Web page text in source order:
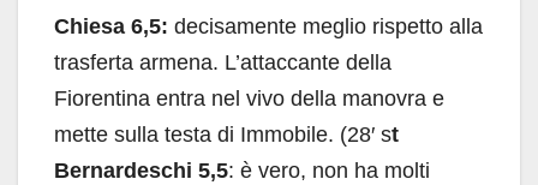
Chiesa 6,5: decisamente meglio rispetto alla
trasferta armena. L’attaccante della
Fiorentina entra nel vivo della manovra e
mette sulla testa di Immobile. (28′ st
Bernardeschi 5,5: è vero, non ha molti